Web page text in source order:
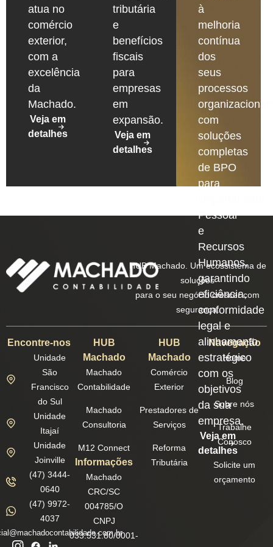
atua no
comércio
exterior,
com a
excelência
da
Machado.
Veja em
detalhes
tributária
e
benefícios
fiscais
para
empresas
em
expansão.
Veja em
detalhes
à
melhoria
contínua
dos
seus
processos
com
soluções
completas
de BPO
para
Pessoal
e
Recursos
Humanos,
garantindo
eficiência,
conformidade
legal e
alinhamento
estratégico
com os
objetivos
da sua
empresa.
Veja em
detalhes
HUB Machado. Um ecossistema de
soluções
para o seu negócio crescer com
segurança.
Encontre-nos
Unidade
São
Francisco
do Sul
Unidade
Itajaí
Unidade
Joinville
(47) 3444-
0640
(47) 9972-
4037
HUB
Machado
Machado
Contabilidade
Machado
Consultoria
M12 Connect
Informações
Machado
CRC/SC
004785/O
CNPJ
033.531.80/0001-
HUB
Machado
Comércio
Exterior
Prestadores de
Serviços
Reforma
Tributária
Navegação
Home
Blog
Sobre nós
Trabalhe
Conosco
Solicite um
orçamento